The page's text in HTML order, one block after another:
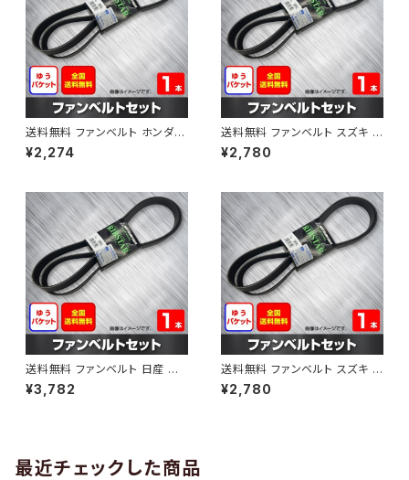
送料無料 ファンベルト ホンダ フ
ィット 型式GE6 H19.10～H25.
09 （国内トップメーカー） 1本 H
¥2,274
送料無料 ファンベルト スズキ ス
ペーシア 型式MK32S H25.03
～H30.02 （国内トップメーカ
¥2,780
送料無料 ファンベルト 日産 キ
ューブ 型式Z12 H20.11～H24.
10 （国内トップメーカー） 1本 H
¥3,782
送料無料 ファンベルト スズキ ワ
ゴンR 型式MH34S H24.09～
H29.02 （国内トップメーカー）
¥2,780
最近チェックした商品